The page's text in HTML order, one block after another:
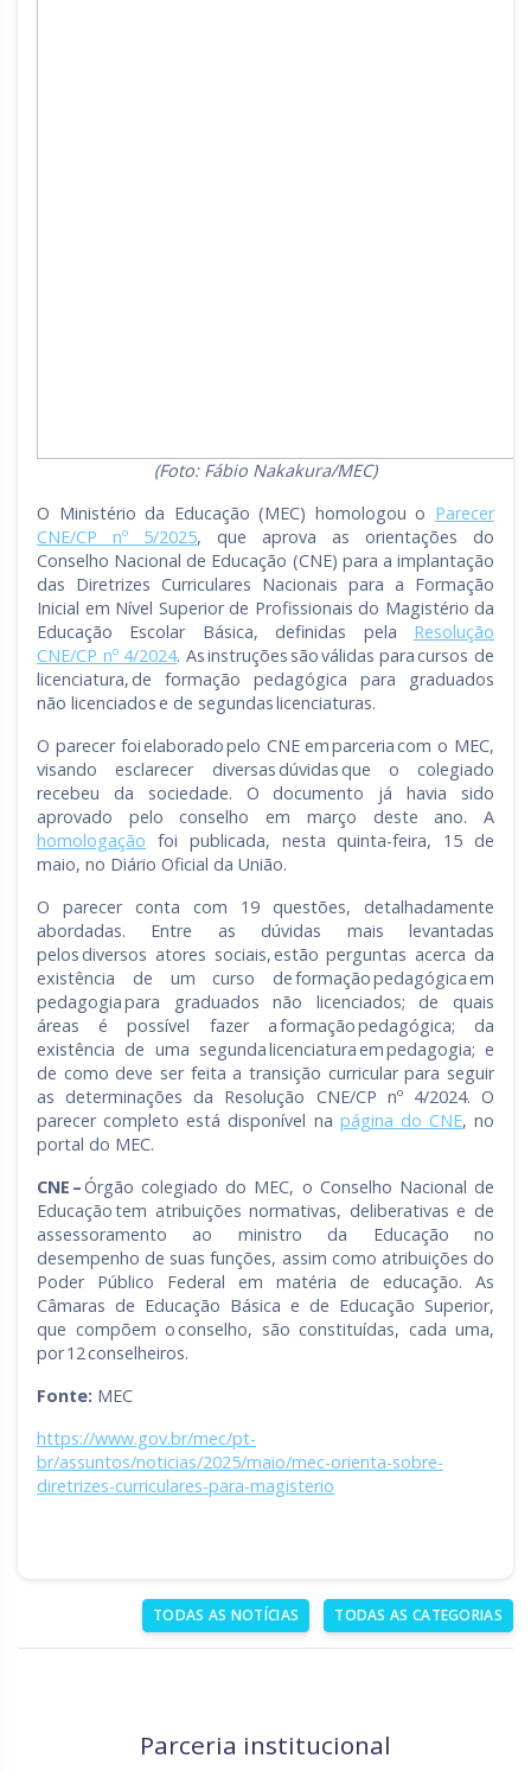
(Foto: Fábio Nakakura/MEC)
O Ministério da Educação (MEC) homologou o Parecer
CNE/CP nº 5/2025, que aprova as orientações do
Conselho Nacional de Educação (CNE) para a implantação
das Diretrizes Curriculares Nacionais para a Formação
Inicial em Nível Superior de Profissionais do Magistério da
Educação Escolar Básica, definidas pela Resolução
CNE/CP nº 4/2024. As instruções são válidas para cursos de
licenciatura, de formação pedagógica para graduados
não licenciados e de segundas licenciaturas.
O parecer foi elaborado pelo CNE em parceria com o MEC,
visando esclarecer diversas dúvidas que o colegiado
recebeu da sociedade. O documento já havia sido
aprovado pelo conselho em março deste ano. A
homologação foi publicada, nesta quinta-feira, 15 de
maio, no Diário Oficial da União.
O parecer conta com 19 questões, detalhadamente
abordadas. Entre as dúvidas mais levantadas
pelos diversos atores sociais, estão perguntas acerca da
existência de um curso de formação pedagógica em
pedagogia para graduados não licenciados; de quais
áreas é possível fazer a formação pedagógica; da
existência de uma segunda licenciatura em pedagogia; e
de como deve ser feita a transição curricular para seguir
as determinações da Resolução CNE/CP nº 4/2024. O
parecer completo está disponível na página do CNE, no
portal do MEC.
CNE –Órgão colegiado do MEC, o Conselho Nacional de
Educação tem atribuições normativas, deliberativas e de
assessoramento ao ministro da Educação no
desempenho de suas funções, assim como atribuições do
Poder Público Federal em matéria de educação. As
Câmaras de Educação Básica e de Educação Superior,
que compõem o conselho, são constituídas, cada uma,
por 12 conselheiros.
Fonte: MEC
https://www.gov.br/mec/pt-
br/assuntos/noticias/2025/maio/mec-orienta-sobre-
diretrizes-curriculares-para-magisterio
TODAS AS NOTÍCIAS TODAS AS CATEGORIAS
Parceria institucional